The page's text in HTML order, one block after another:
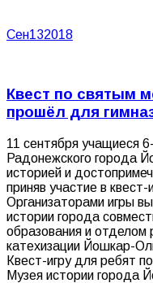
Сен132018
Квест по святым
прошёл для
11 сентября учащиеся
Радонежского города
историей и
приняв участие в
Организаторами игры
истории города
образования и отделом
катехизации Йошкар-
Квест-игру для ребят
Музея истории